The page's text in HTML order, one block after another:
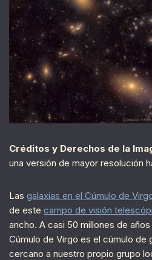
Créditos y Derechos de la
una versión de mayor resolución
Las galaxias en el Cúmulo de
de este campo de visión
ancho. A casi 50 millones de
Cúmulo de Virgo es el cúmulo de
cercano a nuestro propio grupo